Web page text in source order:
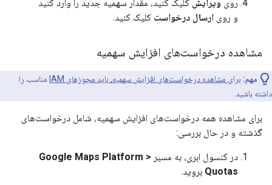
روی ویرایش کلیک کنید، مقدار سهمیه جدید را وارد کنید
و روی ارسال درخواست کلیک کنید.
مشاهده درخواست‌های افزایش سهمیه
مهم: برای مشاهده درخواست‌های افزایش سهمیه، باید مجوزهای IAM
مناسب را
داشته باشید.
برای مشاهده همه درخواست‌های افزایش سهمیه، شامل درخواست‌های
گذشته و در حال بررسی:
در کنسول ابری، به مسیر Google Maps Platform >
Quotas بروید.